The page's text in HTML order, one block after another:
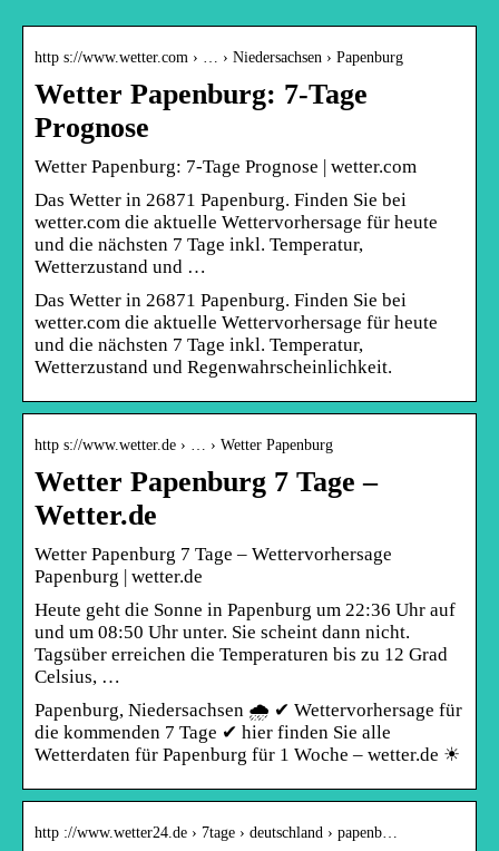
http s://www.wetter.com › … › Niedersachsen › Papenburg
Wetter Papenburg: 7-Tage
Prognose
Wetter Papenburg: 7-Tage Prognose | wetter.com
Das Wetter in 26871 Papenburg. Finden Sie bei
wetter.com die aktuelle Wettervorhersage für heute
und die nächsten 7 Tage inkl. Temperatur,
Wetterzustand und …
Das Wetter in 26871 Papenburg. Finden Sie bei
wetter.com die aktuelle Wettervorhersage für heute
und die nächsten 7 Tage inkl. Temperatur,
Wetterzustand und Regenwahrscheinlichkeit.
http s://www.wetter.de › … › Wetter Papenburg
Wetter Papenburg 7 Tage –
Wetter.de
Wetter Papenburg 7 Tage – Wettervorhersage
Papenburg | wetter.de
Heute geht die Sonne in Papenburg um 22:36 Uhr auf
und um 08:50 Uhr unter. Sie scheint dann nicht.
Tagsüber erreichen die Temperaturen bis zu 12 Grad
Celsius, …
Papenburg, Niedersachsen 🌧️ ✔ Wettervorhersage für
die kommenden 7 Tage ✔ hier finden Sie alle
Wetterdaten für Papenburg für 1 Woche – wetter.de ☀
http ://www.wetter24.de › 7tage › deutschland › papenb…